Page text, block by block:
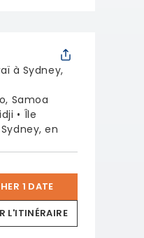
à Sydney,
Samoa
Île
Sydney, en
1 DATE
L'ITINÉRAIRE